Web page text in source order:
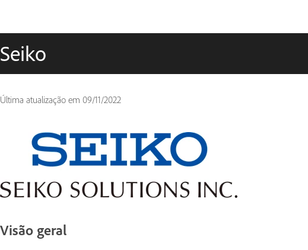
Seiko
Última atualização em 09/11/2022
Visão geral